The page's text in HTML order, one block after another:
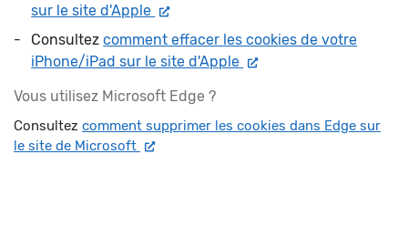
sur le site d'Apple Nouvelle fenêtre
Consultezcomment effacer les cookies de votre
iPhone/iPad sur le site d'Apple Nouvelle fenêtre
Vous utilisez Microsoft Edge ?
Consultez comment supprimer les cookies dans Edge sur
le site de Microsoft Nouvelle fenêtre